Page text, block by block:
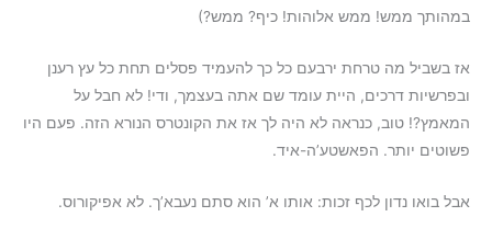
במהותך ממש! ממש אלוהות! כיף? ממש?)
אז בשביל מה טרחת ירבעם כל כך להעמיד פסלים תחת כל עץ רענן
ובפרשיות דרכים, היית עומד שם אתה בעצמך, ודי! לא חבל על
המאמץ?! טוב, כנראה לא היה לך אז את הקונטרס הנורא הזה. פעם היו
פשוטים יותר. הפאשטע’ה-איד.
אבל בואו נדון לכף זכות: אותו א’ הוא סתם נעבא’ך. לא אפיקורוס.